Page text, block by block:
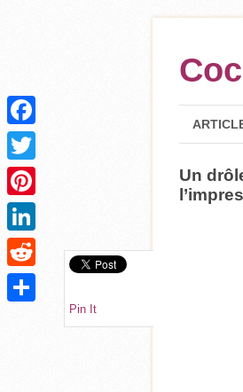
Un
Pin It
Facebook
Twitter
Pinterest
LinkedIn
Reddit